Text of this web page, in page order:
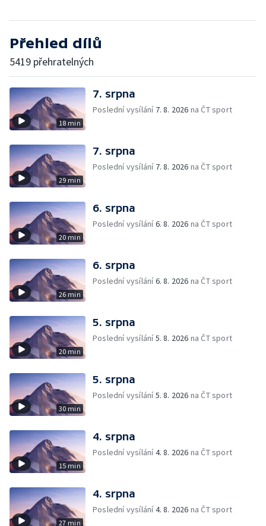
Přehled dílů
5419 přehratelných
18 min
7. srpna
Poslední vysílání 7. 8. 2026 na ČT sport
29 min
7. srpna
Poslední vysílání 7. 8. 2026 na ČT sport
20 min
6. srpna
Poslední vysílání6. 8. 2026 na ČT sport
26 min
6. srpna
Poslední vysílání6. 8. 2026 na ČT sport
20 min
5. srpna
Poslední vysílání5. 8. 2026 na ČT sport
30 min
5. srpna
Poslední vysílání5. 8. 2026 na ČT sport
15 min
4. srpna
Poslední vysílání4. 8. 2026 na ČT sport
27 min
4. srpna
Poslední vysílání4. 8. 2026 na ČT sport